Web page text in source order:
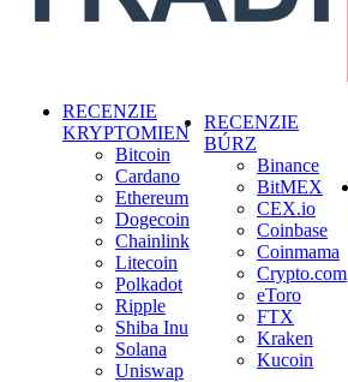
search
Menu
RECENZIE
KRYPTOMIEN
Bitcoin
Cardano
Ethereum
Dogecoin
Chainlink
Litecoin
Polkadot
Ripple
Shiba Inu
Solana
Uniswap
RECENZIE
BÚRZ
Binance
BitMEX
CEX.io
Coinbase
Coinmama
Crypto.com
eToro
FTX
Kraken
Kucoin